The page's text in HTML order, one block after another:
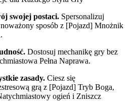
swojej postaci. Spersonalizuj
sposób z [Pojazd] Mnożnik
Dostosuj mechanikę gry bez
Pełna Naprawa.
zasady. Ciesz się
grą z [Pojazd] Tryb Boga,
ogień i Zniszcz